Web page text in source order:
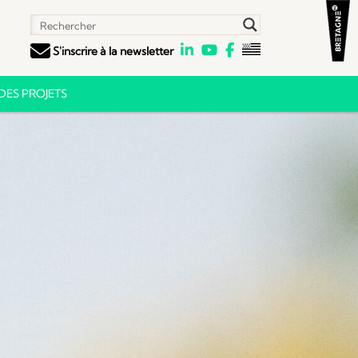
S'inscrire à la newsletter
PROJETS